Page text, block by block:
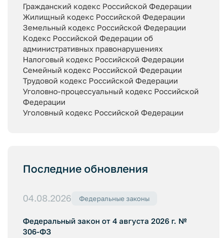
Гражданский кодекс Российской Федерации
Жилищный кодекс Российской Федерации
Земельный кодекс Российской Федерации
Кодекс Российской Федерации об
административных правонарушениях
Налоговый кодекс Российской Федерации
Семейный кодекс Российской Федерации
Трудовой кодекс Российской Федерации
Уголовно-процессуальный кодекс Российской
Федерации
Уголовный кодекс Российской Федерации
Последние обновления
04.08.2026 Федеральные законы
Федеральный закон от 4 августа 2026 г. №
306-ФЗ